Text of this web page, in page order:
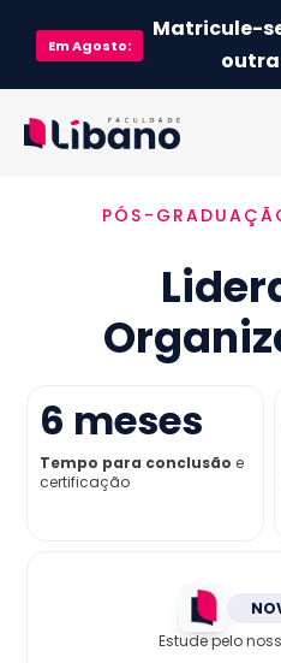
EmAgosto:
Matricule-
outra
Ementa
Como funciona
Credenciamento MEC
Preço
Já sou aluno
PÓS-
6 meses
Tempo para conclusão e
certificação
Estude pelo